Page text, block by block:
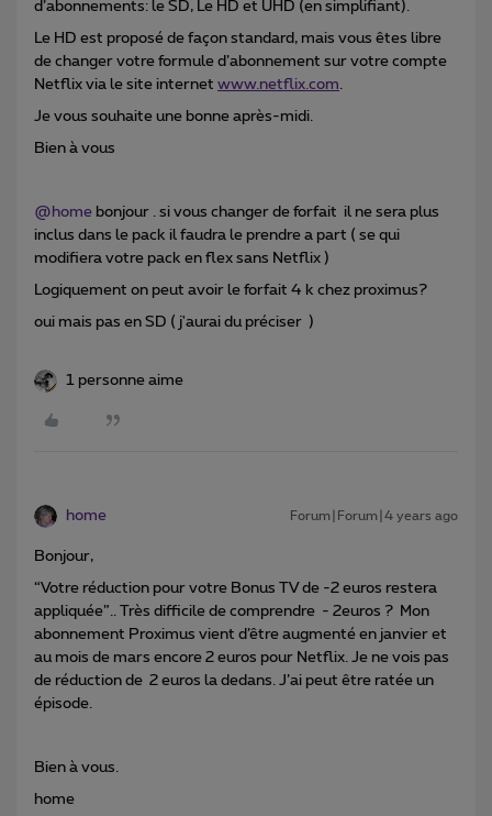
d’abonnements: le SD, Le HD et UHD (en simplifiant).
Le HD est proposé de façon standard, mais vous êtes libre
de changer votre formule d’abonnement sur votre compte
Netflix via le site internet www.netflix.com.
Je vous souhaite une bonne après-midi.
Bien à vous
@home bonjour . si vous changer de forfait il ne sera plus
inclus dans le pack il faudra le prendre a part ( se qui
modifiera votre pack en flex sans Netflix )
Logiquement on peut avoir le forfait 4 k chez proximus?
oui mais pas en SD ( j'aurai du préciser )
1 personne aime
home Forum|Forum|4 years ago
Bonjour,
“Votre réduction pour votre Bonus TV de -2 euros restera
appliquée”.. Très difficile de comprendre - 2euros ? Mon
abonnement Proximus vient d’être augmenté en janvier et
au mois de mars encore 2 euros pour Netflix. Je ne vois pas
de réduction de 2 euros la dedans. J’ai peut être ratée un
épisode.
Bien à vous.
home